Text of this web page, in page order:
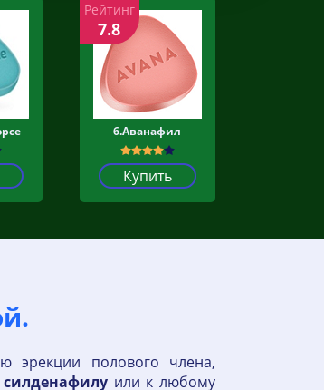
6.Аванафил
Купить
Рейтинг
7.8
эрекции полового члена,
силденафилу или к любому